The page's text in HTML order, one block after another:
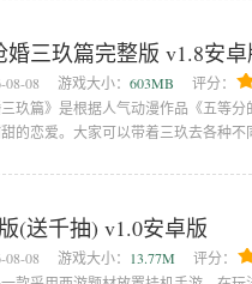
婚三玖篇完整版 v1.8安卓
08-08 游戏大小： 603MB
评分：
三玖篇》是根据人气动漫作品《五等
的恋爱。大家可以带着三玖去各种
(送千抽) v1.0安卓版
08-08 游戏大小： 13.77M
评分：